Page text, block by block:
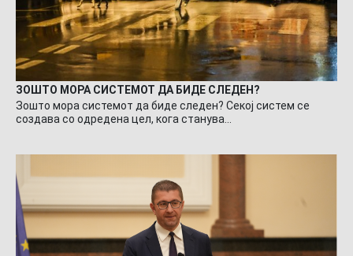
ЗОШТО МОРА СИСТЕМОТ ДА БИДЕ СЛЕДЕН?
Зошто мора системот да биде следен? Секој систем се
создава со одредена цел, кога станува…